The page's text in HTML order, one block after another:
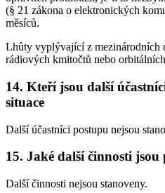
(§ 21 zákona o elektronických
měsíců.
Lhůty vyplývající z mezinárodních
rádiových kmitočtů nebo
14. Kteří jsou další
situace
Další účastníci postupu nejsou
15. Jaké další činnosti
Další činnosti nejsou stanoveny.